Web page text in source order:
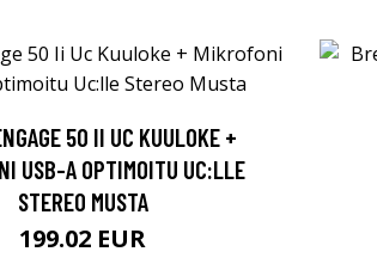
50 II UC KUULOKE +
USB-A OPTIMOITU UC:LLE
STEREO MUSTA
199.02 EUR